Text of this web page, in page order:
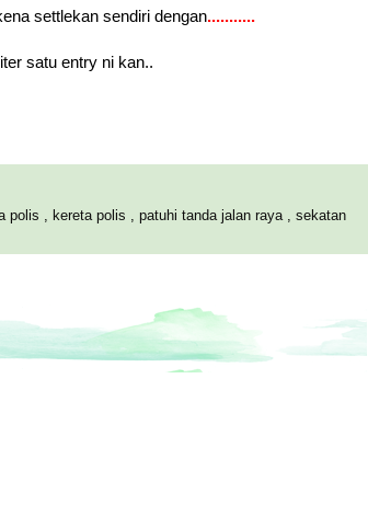
settlekan sendiri dengan...........
satu entry ni kan..
polis , kereta polis , patuhi tanda jalan raya , sekatan